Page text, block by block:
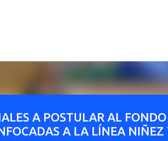
A POSTULAR AL
A LA LÍNEA NIÑEZ